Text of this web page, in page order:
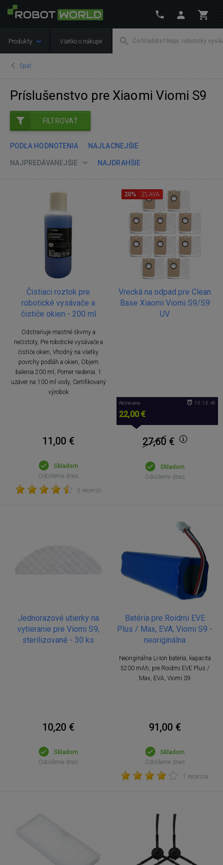
Produkty Všetko o nákupe
Späť
Príslušenstvo pre Xiaomi Viomi S9
FILTROVAŤ
PODĽA HODNOTENIA NAJLACNEJŠIE
NAJPREDÁVANEJŠIE NAJDRAHŠIE
Čistiaci roztok pre
robotické vysávače a
čističe okien - 200 ml
Odstraňuje mastné škvrny a
nečistoty, Pre robotické vysávače a
čističe okien, Vhodný na všetky
povrchy podláh a okien, Objem
balenia 200 ml, Pomer riedenia: 1
uzáver na 100 ml vody, Certifikovaný
výrobok
11,00 €
Skladom
Odošleme dnes
5 recenzií
Vrecká na odpad pre Clean
Base Xiaomi Viomi S9/S9
UV
20% ZĽAVA
Akčná cena
22,00 €
13 : 13 : 40
27,60€
Skladom
Odošleme dnes
Jednorazové utierky na
vytieranie pre Viomi S9,
sterilizované - 30 ks
10,20 €
Skladom
Odošleme dnes
Batéria pre Roidmi EVE
Plus / Max, EVA, Viomi S9 -
neoriginálna
Neoriginálna Li-Ion batéria, kapacita
5200 mAh, pre Roidmi EVE Plus /
Max, EVA, Viomi S9
91,00 €
Skladom
Odošleme dnes
1 recenzia